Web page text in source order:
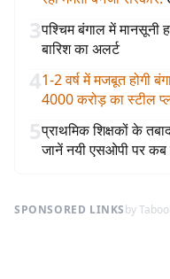
3पश्चिम बंगाल में
बारिश का अलर्ट
41-2 वर्ष में मजबूत होगी
4000 करोड़ का स्टील
5प्राथमिक शिक्षकों के
जानें नयी एसओपी पर कब
SPONSORED LINKSby